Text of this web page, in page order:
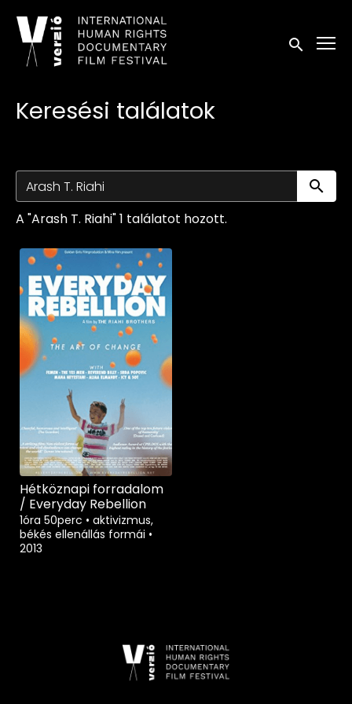
Kisegítő lehetőségek linkek
Keresés
Keresési találatok
A "Arash T. Riahi" 1 találatot hozott.
Hétköznapi forradalom
/ Everyday Rebellion
1óra 50perc • aktivizmus,
békés ellenállás formái •
2013